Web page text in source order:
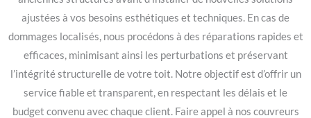
ajustées à vos besoins esthétiques et techniques. En cas de
dommages localisés, nous procédons à des réparations rapides et
efficaces, minimisant ainsi les perturbations et préservant
l’intégrité structurelle de votre toit. Notre objectif est d’offrir un
service fiable et transparent, en respectant les délais et le
budget convenu avec chaque client. Faire appel à nos couvreurs